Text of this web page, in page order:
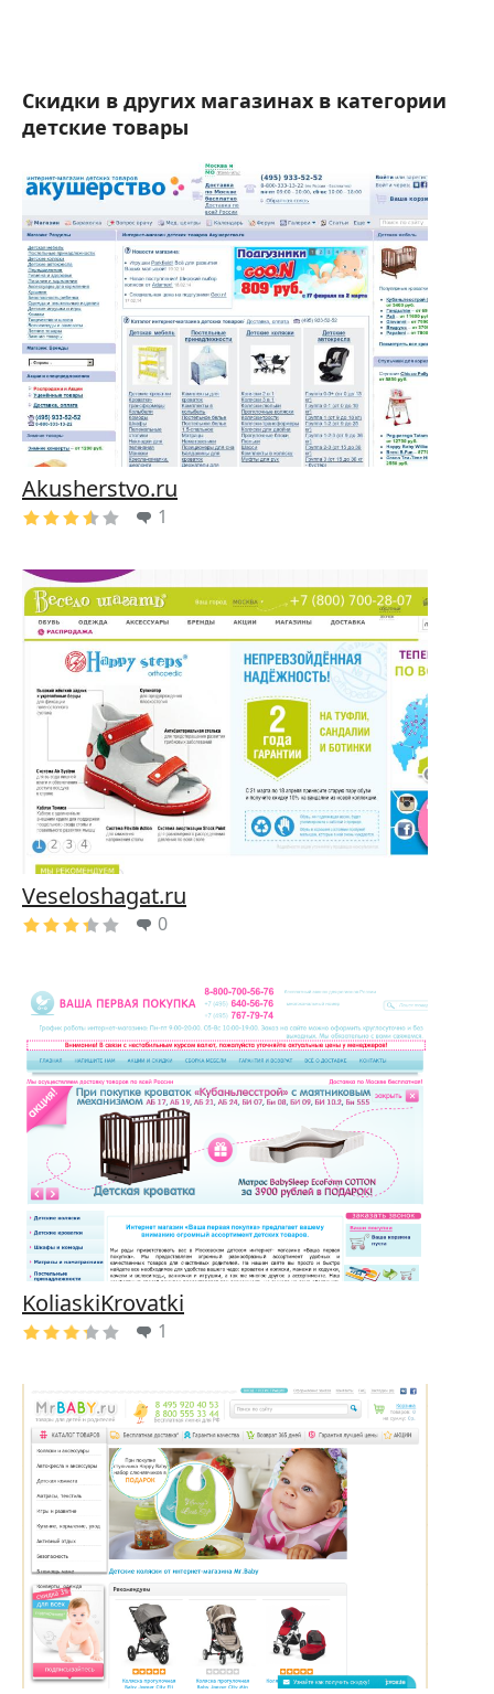
Скидки в других магазинах в категории
детские товары
Akusherstvo.ru
1
Veseloshagat.ru
0
KoliaskiKrovatki
1